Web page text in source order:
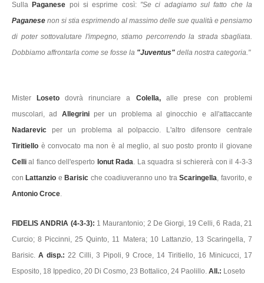
Sulla Paganese poi si esprime così: "Se ci adagiamo sul fatto che la
Paganese non si stia esprimendo al massimo delle sue qualità e pensiamo
di poter sottovalutare l'impegno, stiamo percorrendo la strada sbagliata.
Dobbiamo affrontarla come se fosse la "Juventus" della nostra categoria."
Mister Loseto dovrà rinunciare a Colella,alle prese con problemi
muscolari, ad Allegriniper un problema al ginocchio e all'attaccante
Nadarevic per un problema al polpaccio. L'altro difensore centrale
Tiritiello è convocato ma non è al meglio, al suo posto pronto il giovane
Cellial fianco dell'esperto Ionut Rada. La squadra si schiererà con il 4-3-3
con Lattanzio e Barisic che coadiuveranno uno traScaringella, favorito, e
Antonio Croce.
FIDELIS ANDRIA (4-3-3): 1 Maurantonio; 2 De Giorgi, 19 Celli, 6 Rada, 21
Curcio; 8 Piccinni, 25 Quinto, 11 Matera; 10 Lattanzio, 13 Scaringella, 7
Barisic. A disp.: 22 Cilli, 3 Pipoli, 9 Croce, 14 Tiritiello, 16 Minicucci, 17
Esposito, 18 Ippedico, 20 Di Cosmo, 23 Bottalico, 24 Paolillo. All.: Loseto